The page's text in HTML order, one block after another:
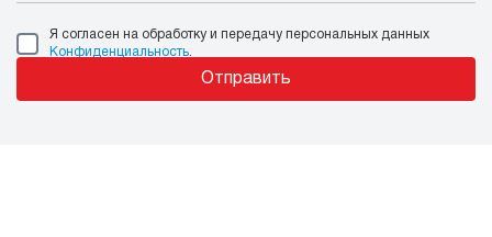
Я согласен на обработку и передачу персональных данных
Конфиденциальность
Отправить